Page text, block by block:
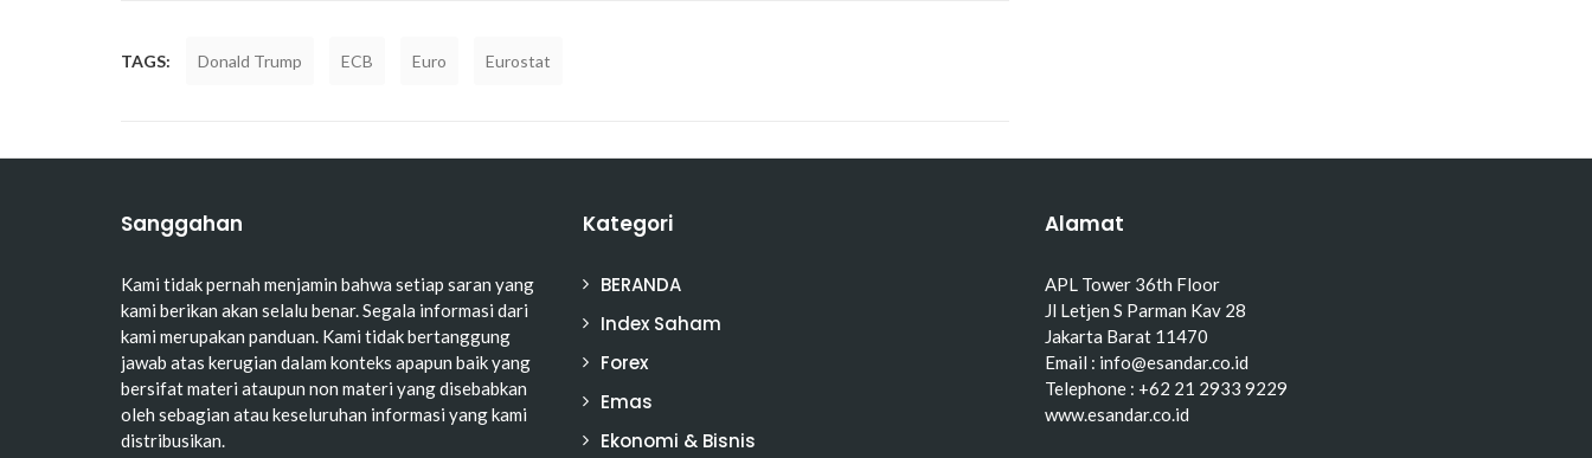
TAGS: Donald Trump ECB Euro Eurostat
Sanggahan
Kami tidak pernah menjamin bahwa setiap saran yang
kami berikan akan selalu benar. Segala informasi dari
kami merupakan panduan. Kami tidak bertanggung
jawab atas kerugian dalam konteks apapun baik yang
bersifat materi ataupun non materi yang disebabkan
oleh sebagian atau keseluruhan informasi yang kami
distribusikan.
Kategori
BERANDA
Index Saham
Forex
Emas
Ekonomi & Bisnis
Alamat
APL Tower 36th Floor
Jl Letjen S Parman Kav 28
Jakarta Barat 11470
Email : info@esandar.co.id
Telephone : +62 21 2933 9229
www.esandar.co.id